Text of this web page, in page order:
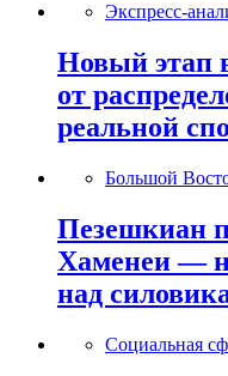
Экспресс-
Новый этап
от
реальной
Большой
Пезешкиан
Хаменеи —
над
Социальная